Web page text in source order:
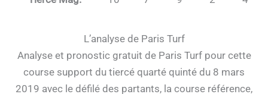
L’analyse de Paris Turf
Analyse et pronostic gratuit de Paris Turf pour cette
course support du tiercé quarté quinté du 8 mars
2019 avec le défilé des partants, la course référence,